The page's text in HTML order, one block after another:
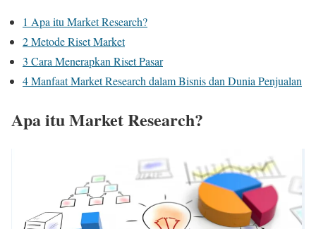
1 Apa itu Market Research?
2Metode Riset Market
3 Cara Menerapkan Riset Pasar
4Manfaat Market Research dalam Bisnis dan Dunia Penjualan
Apa itu Market Research?